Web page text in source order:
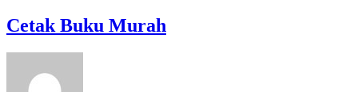
Cetak Buku Murah